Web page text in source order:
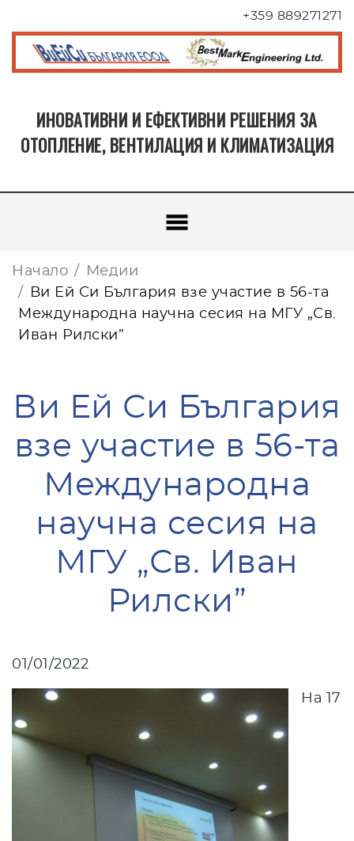
+359 889271271
ИНОВАТИВНИ И ЕФЕКТИВНИ РЕШЕНИЯ ЗА
ОТОПЛЕНИЕ, ВЕНТИЛАЦИЯ И КЛИМАТИЗАЦИЯ
Начало
Медии
Ви Ей Си България взе участие в 56-та
Международна научна сесия на МГУ „Св.
Иван Рилски”
Ви Ей Си България
взе участие в 56-та
Международна
научна сесия на
МГУ „Св. Иван
Рилски”
01/01/2022
На 17